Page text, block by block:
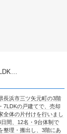
元町の3階
で、売却
を行いまし
台体制で
、3階にあ